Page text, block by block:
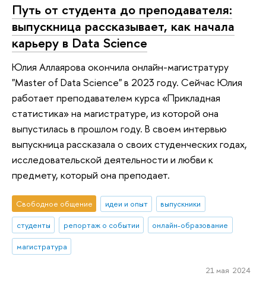
Путь от студента до преподавателя:
выпускница рассказывает, как начала
карьеру в Data Science
Юлия Аллаярова окончила онлайн-магистратуру
"Master of Data Science" в 2023 году. Сейчас Юлия
работает преподавателем курса «Прикладная
статистика» на магистратуре, из которой она
выпустилась в прошлом году. В своем интервью
выпускница рассказала о своих студенческих годах,
исследовательской деятельности и любви к
предмету, который она преподает.
Свободное общение идеи и опыт
выпускники
студенты
репортаж о событии
онлайн-образование
магистратура
21 мая 2024